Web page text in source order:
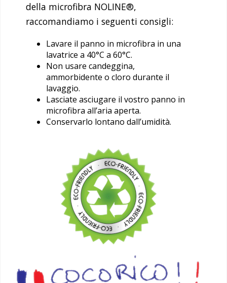
della microfibra NOLINE®,
raccomandiamo i seguenti consigli:
Lavare il panno in microfibra in una
lavatrice a 40°C a 60°C.
Non usare candeggina,
ammorbidente o cloro durante il
lavaggio.
Lasciate asciugare il vostro panno in
microfibra all’aria aperta.
Conservarlo lontano dall’umidità.